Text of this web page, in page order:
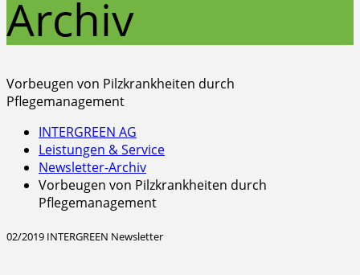
Archiv
Vorbeugen von Pilzkrankheiten durch
Pflegemanagement
INTERGREEN AG
Leistungen & Service
Newsletter-Archiv
Vorbeugen von Pilzkrankheiten durch
Pflegemanagement
02/2019 INTERGREEN Newsletter